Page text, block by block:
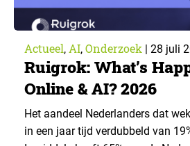
Actueel, AI, Onderzoek | 28 juli
Ruigrok: What’s
Online & AI? 2026
Het aandeel Nederlanders dat
in een jaar tijd verdubbeld van